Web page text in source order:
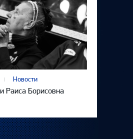
Новости
Раиса Борисовна